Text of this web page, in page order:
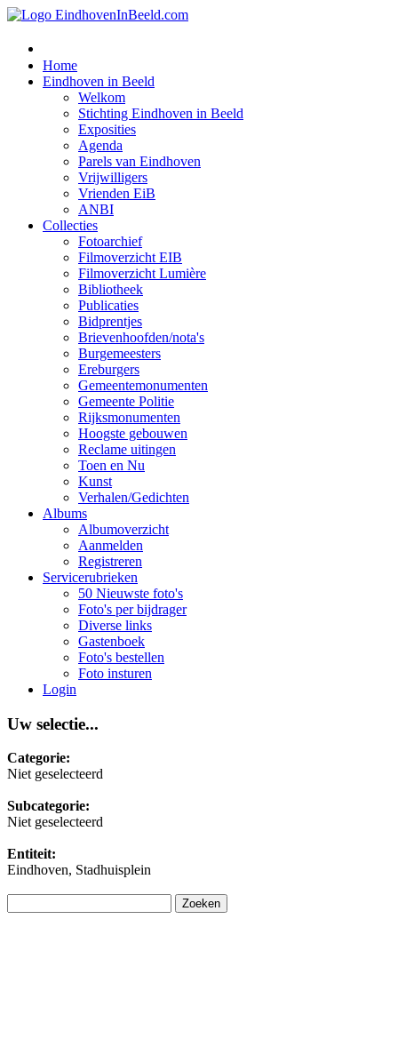
Home
Eindhoven in Beeld
Welkom
Stichting Eindhoven in Beeld
Exposities
Agenda
Parels van Eindhoven
Vrijwilligers
Vrienden EiB
ANBI
Collecties
Fotoarchief
Filmoverzicht EIB
Filmoverzicht Lumière
Bibliotheek
Publicaties
Bidprentjes
Brievenhoofden/nota's
Burgemeesters
Ereburgers
Gemeentemonumenten
Gemeente Politie
Rijksmonumenten
Hoogste gebouwen
Reclame uitingen
Toen en Nu
Kunst
Verhalen/Gedichten
Albums
Albumoverzicht
Aanmelden
Registreren
Servicerubrieken
50 Nieuwste foto's
Foto's per bijdrager
Diverse links
Gastenboek
Foto's bestellen
Foto insturen
Login
Uw selectie...
Categorie:
Niet geselecteerd
Subcategorie:
Niet geselecteerd
Entiteit:
Eindhoven, Stadhuisplein